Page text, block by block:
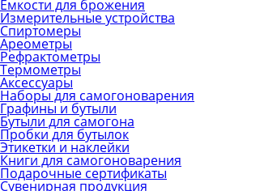
Емкости для брожения
Измерительные устройства
Спиртомеры
Ареометры
Рефрактометры
Термометры
Аксессуары
Наборы для самогоноварения
Графины и бутыли
Бутыли для самогона
Пробки для бутылок
Этикетки и наклейки
Книги для самогоноварения
Подарочные сертификаты
Сувенирная продукция